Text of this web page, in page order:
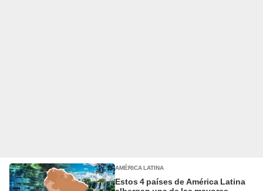
AMÉRICA LATINA
Estos 4 países de América Latina